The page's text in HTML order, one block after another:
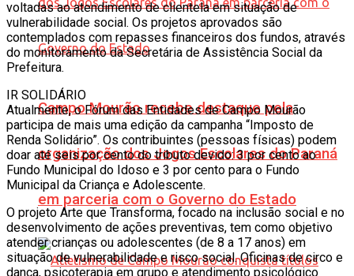
Campo Mourão recebe destaque pela
organização dos Jogos Escolares do Paraná
em parceria com o Governo do Estado
voltadas ao atendimento de clientela em situação de
vulnerabilidade social. Os projetos aprovados são
contemplados com repasses financeiros dos fundos, através
do monitoramento da Secretária de Assistência Social da
Prefeitura.
IR SOLIDÁRIO
Atualmente, o Fórum das Entidades de Campo Mourão
participa de mais uma edição da campanha “Imposto de
Renda Solidário”. Os contribuintes (pessoas físicas) podem
doar até seis por cento do tributo devido: 3 por cento ao
Fundo Municipal do Idoso e 3 por cento para o Fundo
Municipal da Criança e Adolescente.
O projeto Arte que Transforma, focado na inclusão social e no
desenvolvimento de ações preventivas, tem como objetivo
atender crianças ou adolescentes (de 8 a 17 anos) em
situação de vulnerabilidade e risco social. Oficinas de circo e
dança, psicoterapia em grupo e atendimento psicológico